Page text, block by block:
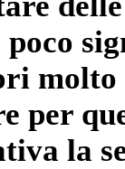
per
la